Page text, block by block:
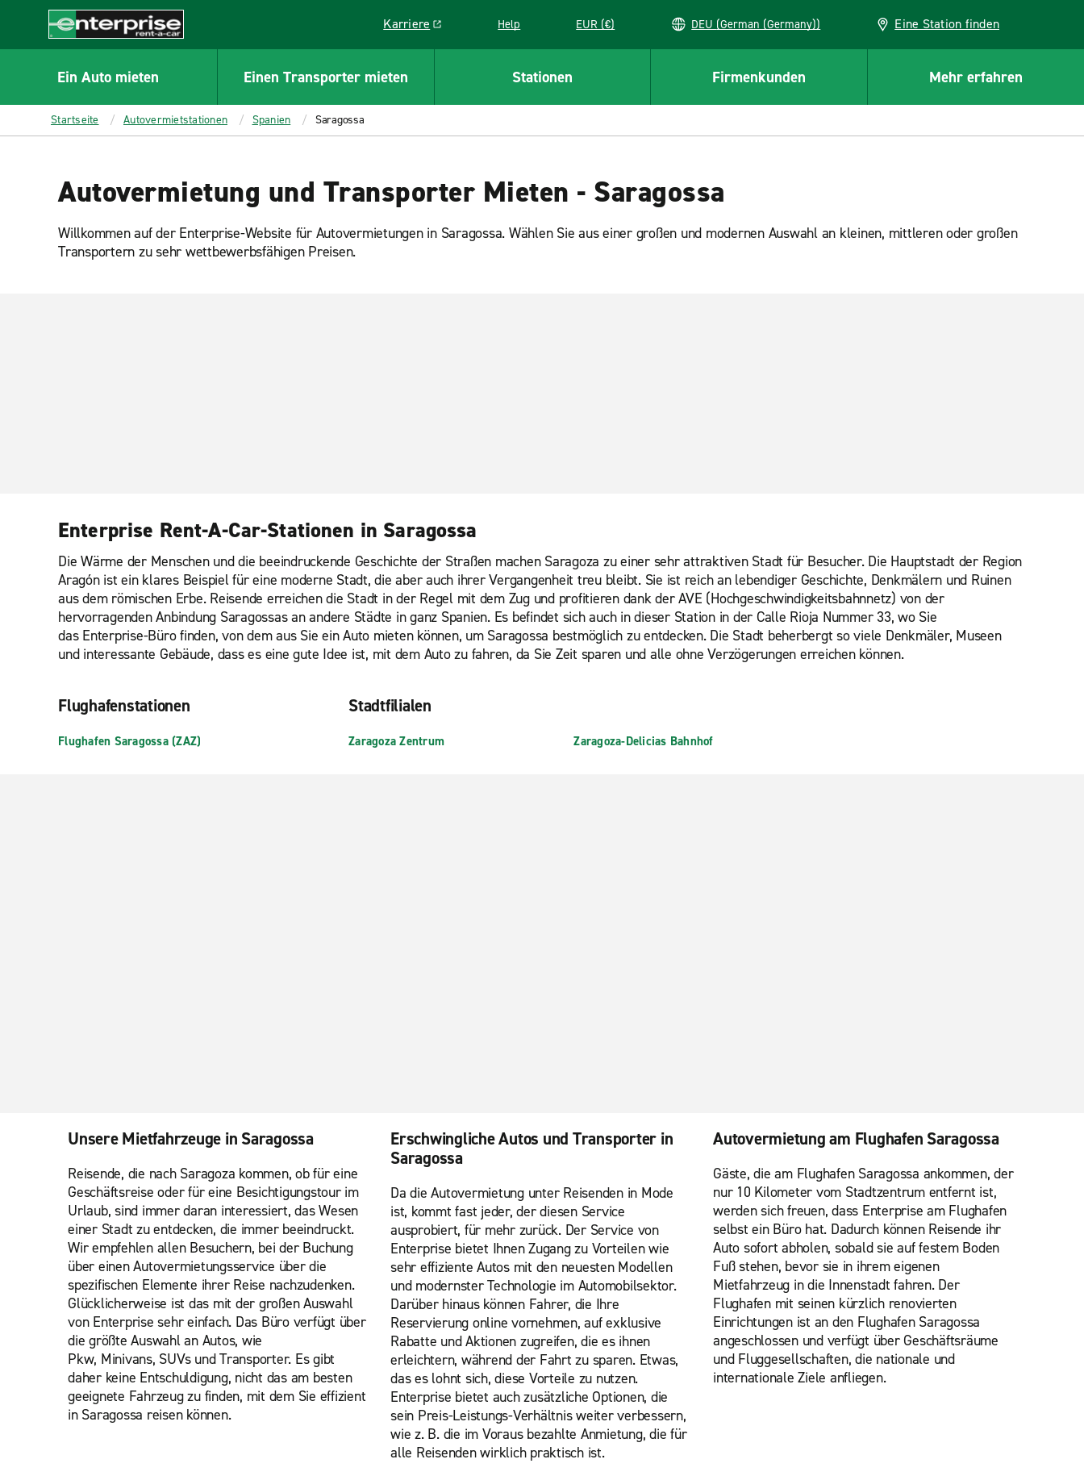
CONTENT
Enterprise
Karriere
Link opens in a new window
Help EUR (€) DEU (German (Germany)) Eine Station finden
Ein Auto mieten Einen Transporter mieten Stationen Firmenkunden Mehr erfahren
Startseite Autovermietstationen Spanien Saragossa
Autovermietung und Transporter Mieten - Saragossa
Willkommen auf der Enterprise-Website für Autovermietungen in Saragossa. Wählen Sie aus einer großen und modernen Auswahl an kleinen, mittleren oder großen
Transportern zu sehr wettbewerbsfähigen Preisen.
Enterprise Rent-A-Car-Stationen in Saragossa
Die Wärme der Menschen und die beeindruckende Geschichte der Straßen machen Saragoza zu einer sehr attraktiven Stadt für Besucher. Die Hauptstadt der Region
Aragón ist ein klares Beispiel für eine moderne Stadt, die aber auch ihrer Vergangenheit treu bleibt. Sie ist reich an lebendiger Geschichte, Denkmälern und Ruinen
aus dem römischen Erbe. Reisende erreichen die Stadt in der Regel mit dem Zug und profitieren dank der AVE (Hochgeschwindigkeitsbahnnetz) von der
hervorragenden Anbindung Saragossas an andere Städte in ganz Spanien. Es befindet sich auch in dieser Station in der Calle Rioja Nummer 33, wo Sie
das Enterprise-Büro finden, von dem aus Sie ein Auto mieten können, um Saragossa bestmöglich zu entdecken. Die Stadt beherbergt so viele Denkmäler, Museen
und interessante Gebäude, dass es eine gute Idee ist, mit dem Auto zu fahren, da Sie Zeit sparen und alle ohne Verzögerungen erreichen können.
Flughafenstationen
Flughafen Saragossa (ZAZ)
Stadtfilialen
Zaragoza Zentrum Zaragoza-Delicias Bahnhof
Unsere Mietfahrzeuge in Saragossa
Reisende, die nach Saragoza kommen, ob für eine
Geschäftsreise oder für eine Besichtigungstour im
Urlaub, sind immer daran interessiert, das Wesen
einer Stadt zu entdecken, die immer beeindruckt.
Wir empfehlen allen Besuchern, bei der Buchung
über einen Autovermietungsservice über die
spezifischen Elemente ihrer Reise nachzudenken.
Glücklicherweise ist das mit der großen Auswahl
von Enterprise sehr einfach. Das Büro verfügt über
die größte Auswahl an Autos, wie
Pkw, Minivans, SUVs und Transporter. Es gibt
daher keine Entschuldigung, nicht das am besten
geeignete Fahrzeug zu finden, mit dem Sie effizient
in Saragossa reisen können.
Erschwingliche Autos und Transporter in
Saragossa
Da die Autovermietung unter Reisenden in Mode
ist, kommt fast jeder, der diesen Service
ausprobiert, für mehr zurück. Der Service von
Enterprise bietet Ihnen Zugang zu Vorteilen wie
sehr effiziente Autos mit den neuesten Modellen
und modernster Technologie im Automobilsektor.
Darüber hinaus können Fahrer, die Ihre
Reservierung online vornehmen, auf exklusive
Rabatte und Aktionen zugreifen, die es ihnen
erleichtern, während der Fahrt zu sparen. Etwas,
das es lohnt sich, diese Vorteile zu nutzen.
Enterprise bietet auch zusätzliche Optionen, die
sein Preis-Leistungs-Verhältnis weiter verbessern,
wie z. B. die im Voraus bezahlte Anmietung, die für
alle Reisenden wirklich praktisch ist.
Autovermietung am Flughafen Saragossa
Gäste, die am Flughafen Saragossa ankommen, der
nur 10 Kilometer vom Stadtzentrum entfernt ist,
werden sich freuen, dass Enterprise am Flughafen
selbst ein Büro hat. Dadurch können Reisende ihr
Auto sofort abholen, sobald sie auf festem Boden
Fuß stehen, bevor sie in ihrem eigenen
Mietfahrzeug in die Innenstadt fahren. Der
Flughafen mit seinen kürzlich renovierten
Einrichtungen ist an den Flughafen Saragossa
angeschlossen und verfügt über Geschäftsräume
und Fluggesellschaften, die nationale und
internationale Ziele anfliegen.